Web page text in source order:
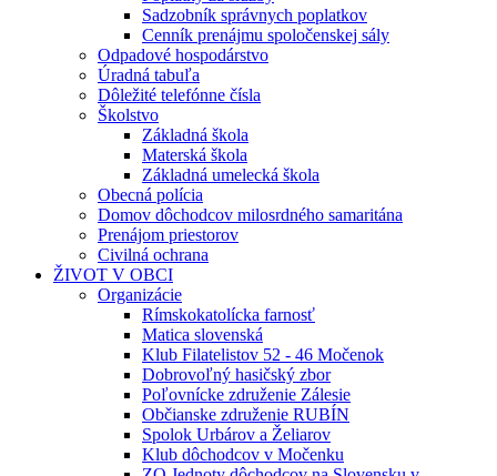
Sadzobník správnych poplatkov
Cenník prenájmu spoločenskej sály
Odpadové hospodárstvo
Úradná tabuľa
Dôležité telefónne čísla
Školstvo
Základná škola
Materská škola
Základná umelecká škola
Obecná polícia
Domov dôchodcov milosrdného samaritána
Prenájom priestorov
Civilná ochrana
ŽIVOT V OBCI
Organizácie
Rímskokatolícka farnosť
Matica slovenská
Klub Filatelistov 52 - 46 Močenok
Dobrovoľný hasičský zbor
Poľovnícke združenie Zálesie
Občianske združenie RUBÍN
Spolok Urbárov a Želiarov
Klub dôchodcov v Močenku